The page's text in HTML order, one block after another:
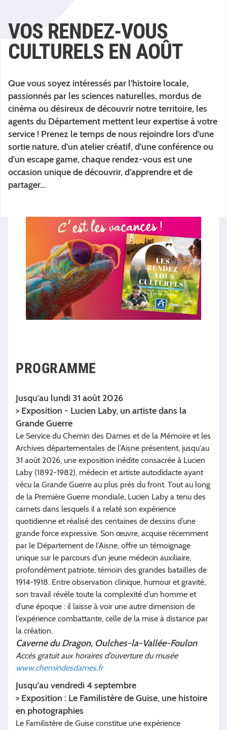
VOS RENDEZ-VOUS
CULTURELS EN AOÛT
Que vous soyez intéressés par l'histoire locale,
passionnés par les sciences naturelles, mordus de
cinéma ou désireux de découvrir notre territoire, les
agents du Département mettent leur expertise à votre
service ! Prenez le temps de nous rejoindre lors d'une
sortie nature, d'un atelier créatif, d'une conférence ou
d'un escape game, chaque rendez-vous est une
occasion unique de découvrir, d'apprendre et de
partager...
PROGRAMME
Jusqu'au lundi 31 août 2026
> Exposition - Lucien Laby, un artiste dans la
Grande Guerre
Le Service du Chemin des Dames et de la Mémoire et les
Archives départementales de l’Aisne présentent, jusqu'au
31 août 2026, une exposition inédite consacrée à Lucien
Laby (1892-1982), médecin et artiste autodidacte ayant
vécu la Grande Guerre au plus près du front. Tout au long
de la Première Guerre mondiale, Lucien Laby a tenu des
carnets dans lesquels il a relaté son expérience
quotidienne et réalisé des centaines de dessins d’une
grande force expressive. Son œuvre, acquise récemment
par le Département de l’Aisne, offre un témoignage
unique sur le parcours d’un jeune médecin auxiliaire,
profondément patriote, témoin des grandes batailles de
1914-1918. Entre observation clinique, humour et gravité,
son travail révèle toute la complexité d’un homme et
d’une époque : il laisse à voir une autre dimension de
l’expérience combattante, celle de la mise à distance par
la création.
Caverne du Dragon, Oulches-la-Vallée-Foulon
Accès gratuit aux horaires d’ouverture du musée
www.chemindesdames.fr
Jusqu'au vendredi 4 septembre
> Exposition : Le Familistère de Guise, une histoire
en photographies
Le Familistère de Guise constitue une expérience